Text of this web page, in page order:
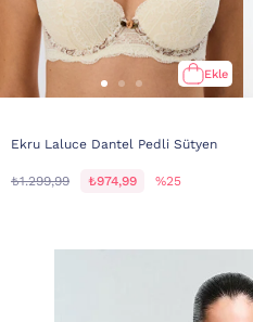
Ekle
Ekru Laluce Dantel Pedli Sütyen
₺1.299,99 ₺974,99 %25